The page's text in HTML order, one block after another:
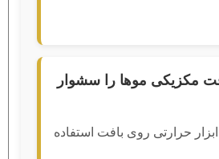
مکزیکی موها را سشوار
حرارتی روی بافت استفاده